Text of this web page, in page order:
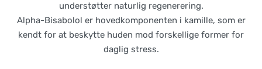
understøtter naturlig regenerering.
Alpha-Bisabolol er hovedkomponenten i kamille, som er
kendt for at beskytte huden mod forskellige former for
daglig stress.